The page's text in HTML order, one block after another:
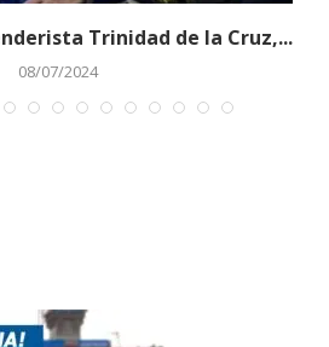
Trinidad de la Cruz,...
08/07/2024